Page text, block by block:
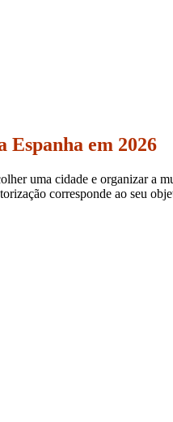
Espanha em 2026
uma cidade e organizar a
corresponde ao seu